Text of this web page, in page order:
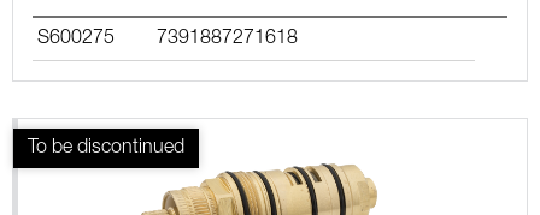
S600275 7391887271618